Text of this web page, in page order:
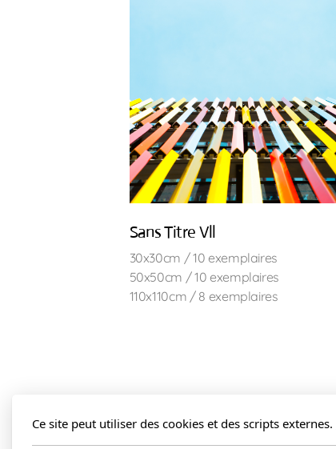
Sans Titre Vll
30x30cm / 10 exemplaires
50x50cm / 10 exemplaires
110x110cm / 8 exemplaires
Ce site peut utiliser des cookies et des scripts externes.